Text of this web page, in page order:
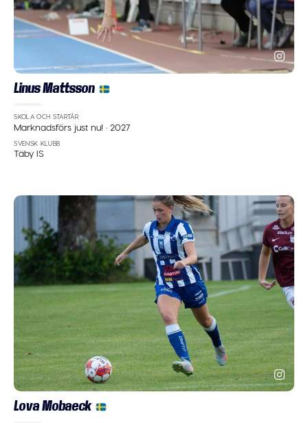
Linus Mattsson
SKOLA OCH STARTÅR
Marknadsförs just nu!·2027
SVENSK KLUBB
Täby IS
Lova Mobaeck